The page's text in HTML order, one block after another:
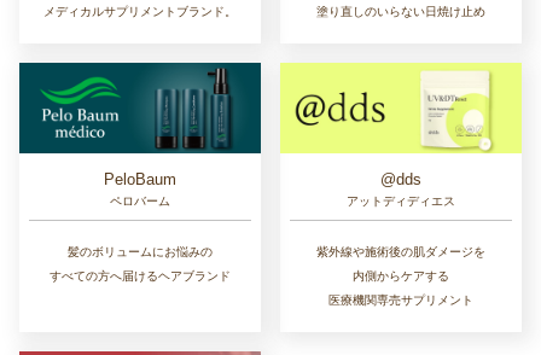
メディカルサプリメントブランド。
塗り直しのいらない日焼け止め
PeloBaum
ペロバーム
髪のボリュームにお悩みの
すべての方へ届けるヘアブランド
@dds
アットディディエス
紫外線や施術後の肌ダメージを
内側からケアする
医療機関専売サプリメント